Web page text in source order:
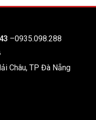
–0935.098.288
Châu, TP Đà Nẵng